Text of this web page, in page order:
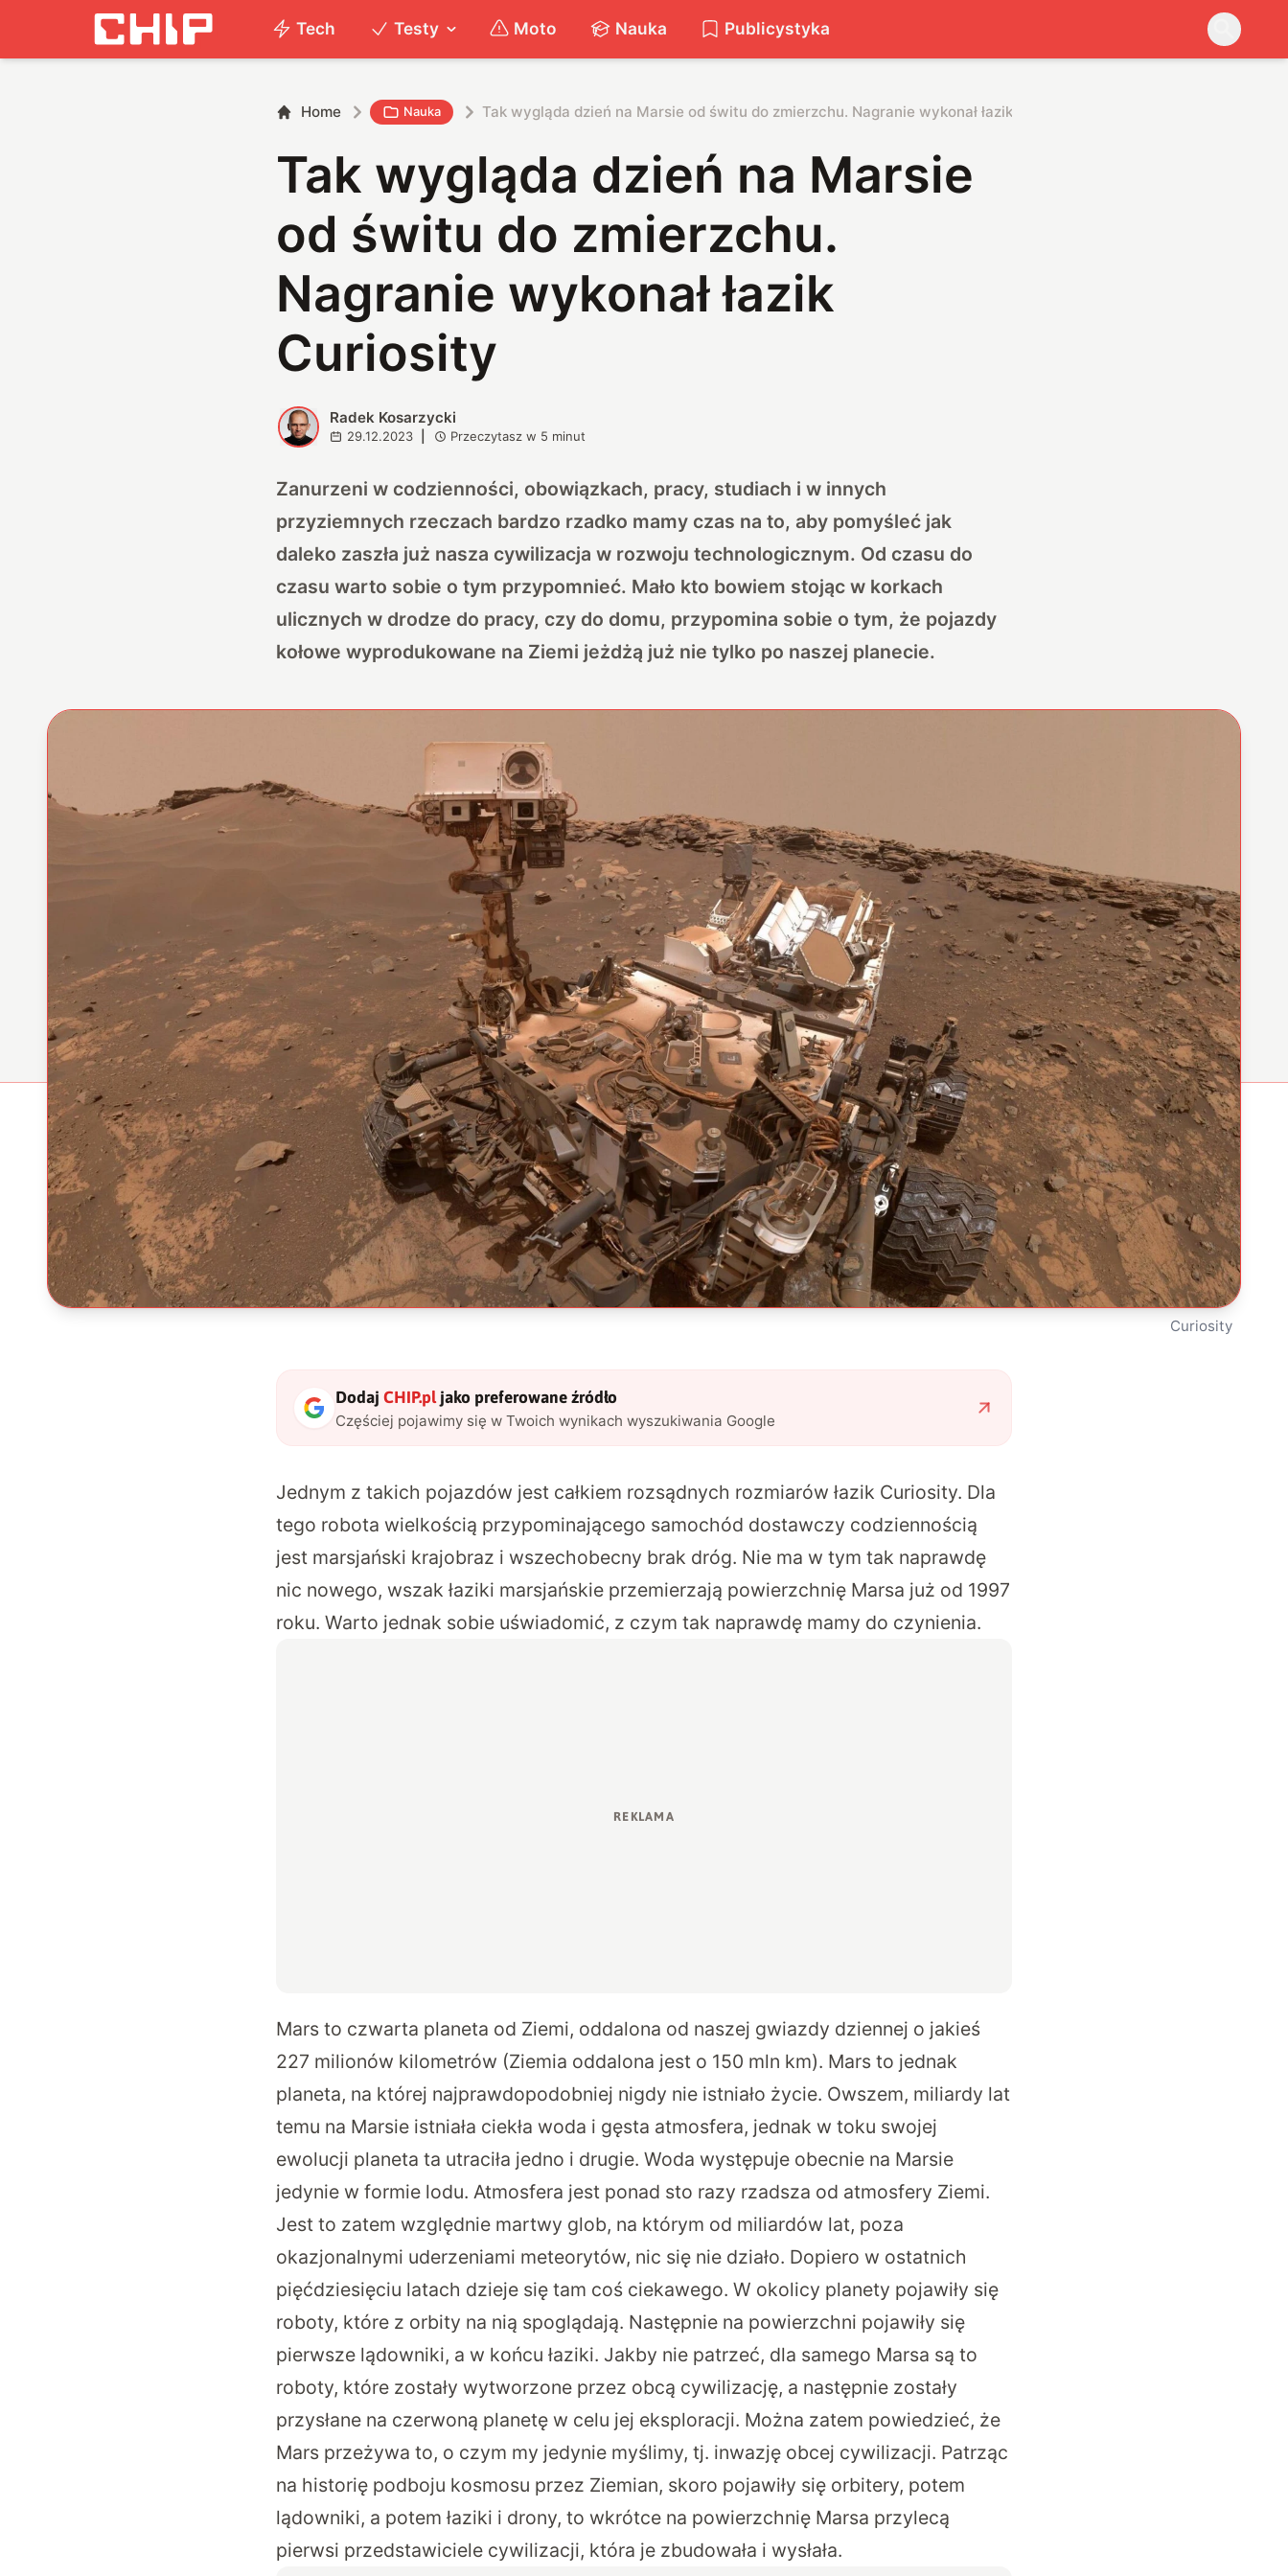
Tech Testy Moto Nauka Publicystyka
Home Nauka Tak wygląda dzień na Marsie od świtu do zmierzchu. Nagranie wykonał łazik Curiosity
Tak wygląda dzień na Marsie
od świtu do zmierzchu.
Nagranie wykonał łazik
Curiosity
R Radek Kosarzycki
29.12.2023 Przeczytasz w 5 minut
Zanurzeni w codzienności, obowiązkach, pracy, studiach i w innych
przyziemnych rzeczach bardzo rzadko mamy czas na to, aby pomyśleć jak
daleko zaszła już nasza cywilizacja w rozwoju technologicznym. Od czasu do
czasu warto sobie o tym przypomnieć. Mało kto bowiem stojąc w korkach
ulicznych w drodze do pracy, czy do domu, przypomina sobie o tym, że pojazdy
kołowe wyprodukowane na Ziemi jeżdżą już nie tylko po naszej planecie.
Curiosity
Dodaj CHIP.pljako preferowane źródło
Częściej pojawimy się w Twoich wynikach wyszukiwania Google
Jednym z takich pojazdów jest całkiem rozsądnych rozmiarów łazik Curiosity. Dla
tego robota wielkością przypominającego samochód dostawczy codziennością
jest marsjański krajobraz i wszechobecny brak dróg. Nie ma w tym tak naprawdę
nic nowego, wszak łaziki marsjańskie przemierzają powierzchnię Marsa już od 1997
roku. Warto jednak sobie uświadomić, z czym tak naprawdę mamy do czynienia.
Mars to czwarta planeta od Ziemi, oddalona od naszej gwiazdy dziennej o jakieś
227 milionów kilometrów (Ziemia oddalona jest o 150 mln km). Mars to jednak
planeta, na której najprawdopodobniej nigdy nie istniało życie. Owszem, miliardy lat
temu na Marsie istniała ciekła woda i gęsta atmosfera, jednak w toku swojej
ewolucji planeta ta utraciła jedno i drugie. Woda występuje obecnie na Marsie
jedynie w formie lodu. Atmosfera jest ponad sto razy rzadsza od atmosfery Ziemi.
Jest to zatem względnie martwy glob, na którym od miliardów lat, poza
okazjonalnymi uderzeniami meteorytów, nic się nie działo. Dopiero w ostatnich
pięćdziesięciu latach dzieje się tam coś ciekawego. W okolicy planety pojawiły się
roboty, które z orbity na nią spoglądają. Następnie na powierzchni pojawiły się
pierwsze lądowniki, a w końcu łaziki. Jakby nie patrzeć, dla samego Marsa są to
roboty, które zostały wytworzone przez obcą cywilizację, a następnie zostały
przysłane na czerwoną planetę w celu jej eksploracji. Można zatem powiedzieć, że
Mars przeżywa to, o czym my jedynie myślimy, tj. inwazję obcej cywilizacji. Patrząc
na historię podboju kosmosu przez Ziemian, skoro pojawiły się orbitery, potem
lądowniki, a potem łaziki i drony, to wkrótce na powierzchnię Marsa przylecą
pierwsi przedstawiciele cywilizacji, która je zbudowała i wysłała.